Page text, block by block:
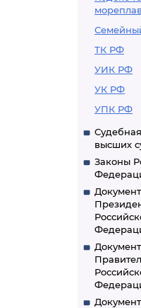
ТК РФ
УИК РФ
УК РФ
УПК РФ
высших
Законы